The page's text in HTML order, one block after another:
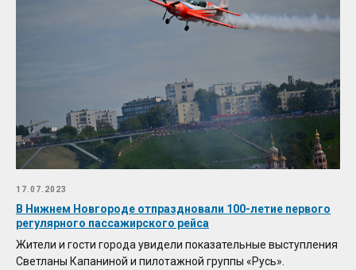
17.07.2023
В Нижнем Новгороде отпраздновали 100-летие первого
регулярного пассажирского рейса
Жители и гости города увидели показательные выступления
Светланы Капаниной и пилотажной группы «Русь».